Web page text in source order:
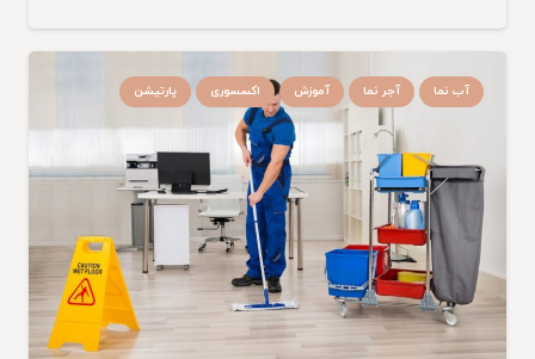
آب نما آجر نما آموزش اکسسوری پارتیشن